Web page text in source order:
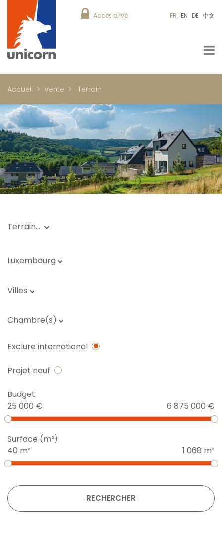
Accès privé FR EN DE 中文
Accueil Vente Terrain
Terrain…
Luxembourg
Villes
Chambre(s)
Exclure international
Projet neuf
Budget
25 000 €
6 875 000 €
Surface (m²)
40 m²
1 068 m²
RECHERCHER